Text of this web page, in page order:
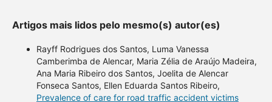
Artigos mais lidos pelo mesmo(s) autor(es)
Rayff Rodrigues dos Santos, Luma Vanessa
Camberimba de Alencar, Maria Zélia de Araújo Madeira,
Ana Maria Ribeiro dos Santos, Joelita de Alencar
Fonseca Santos, Ellen Eduarda Santos Ribeiro,
Prevalence of care for road traffic accident victims